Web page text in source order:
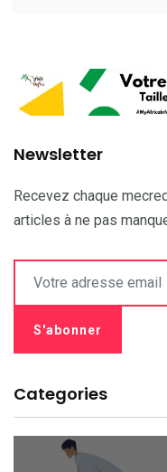
Newsletter
Recevez chaque
articles à ne pas
Categories